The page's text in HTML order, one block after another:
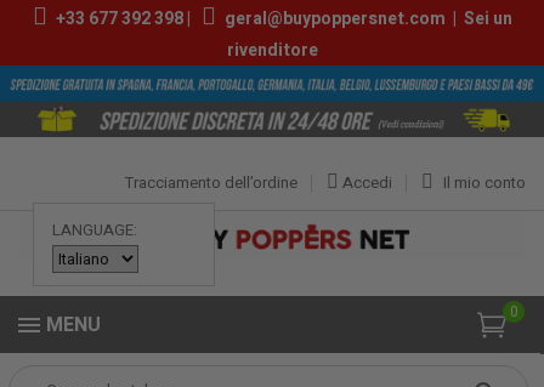
+33 677 392 398| geral@buypoppersnet.com | Sei un
rivenditore
LANGUAGE:
Il mio conto
Accedi
Tracciamento dell’ordine
0
MENU